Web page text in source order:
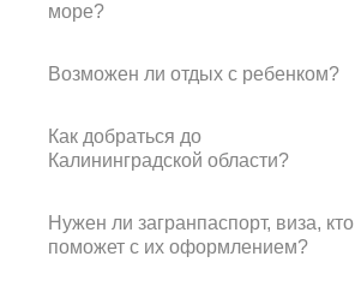
море?
Возможен ли отдых с ребенком?
Как добраться до
Калининградской области?
Нужен ли загранпаспорт, виза, кто
поможет с их оформлением?